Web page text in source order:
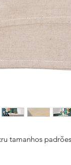
tamanhos